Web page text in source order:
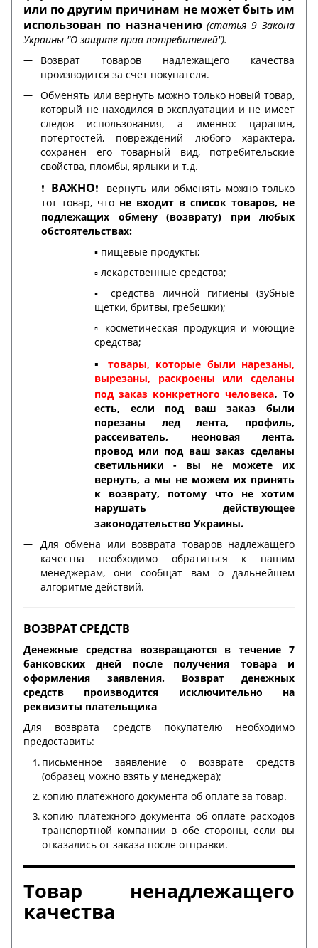
или по другим причинам не может быть им
использован по назначению(статья 9 Закона
Украины "О защите прав потребителей").
Возврат товаров надлежащего качества
производится за счет покупателя.
Обменять или вернуть можно только новый товар,
который не находился в эксплуатации и не имеет
следов использования, а именно: царапин,
потертостей, повреждений любого характера,
сохранен его товарный вид, потребительские
свойства, пломбы, ярлыки и т.д.
❗️ ВАЖНО❗️ вернуть или обменять можно только
тот товар, что не входит в список товаров, не
подлежащих обмену (возврату) при любых
обстоятельствах:
▪️ пищевые продукты;
▫️ лекарственные средства;
▪️ средства личной гигиены (зубные
щетки, бритвы, гребешки);
▫️ косметическая продукция и моющие
средства;
▪️ товары, которые были нарезаны,
вырезаны, раскроены или сделаны
под заказ конкретного человека. То
есть, если под ваш заказ были
порезаны лед лента, профиль,
рассеиватель, неоновая лента,
провод или под ваш заказ сделаны
светильники - вы не можете их
вернуть, а мы не можем их принять
к возврату, потому что не хотим
нарушать действующее
законодательство Украины.
Для обмена или возврата товаров надлежащего
качества необходимо обратиться к нашим
менеджерам, они сообщат вам о дальнейшем
алгоритме действий.
ВОЗВРАТ СРЕДСТВ
Денежные средства возвращаются в течение 7
банковских дней после получения товара и
оформления заявления. Возврат денежных
средств производится исключительно на
реквизиты плательщика
Для возврата средств покупателю необходимо
предоставить:
письменное заявление о возврате средств
(образец можно взять у менеджера);
копию платежного документа об оплате за товар.
копию платежного документа об оплате расходов
транспортной компании в обе стороны, если вы
отказались от заказа после отправки.
Товар ненадлежащего
качества